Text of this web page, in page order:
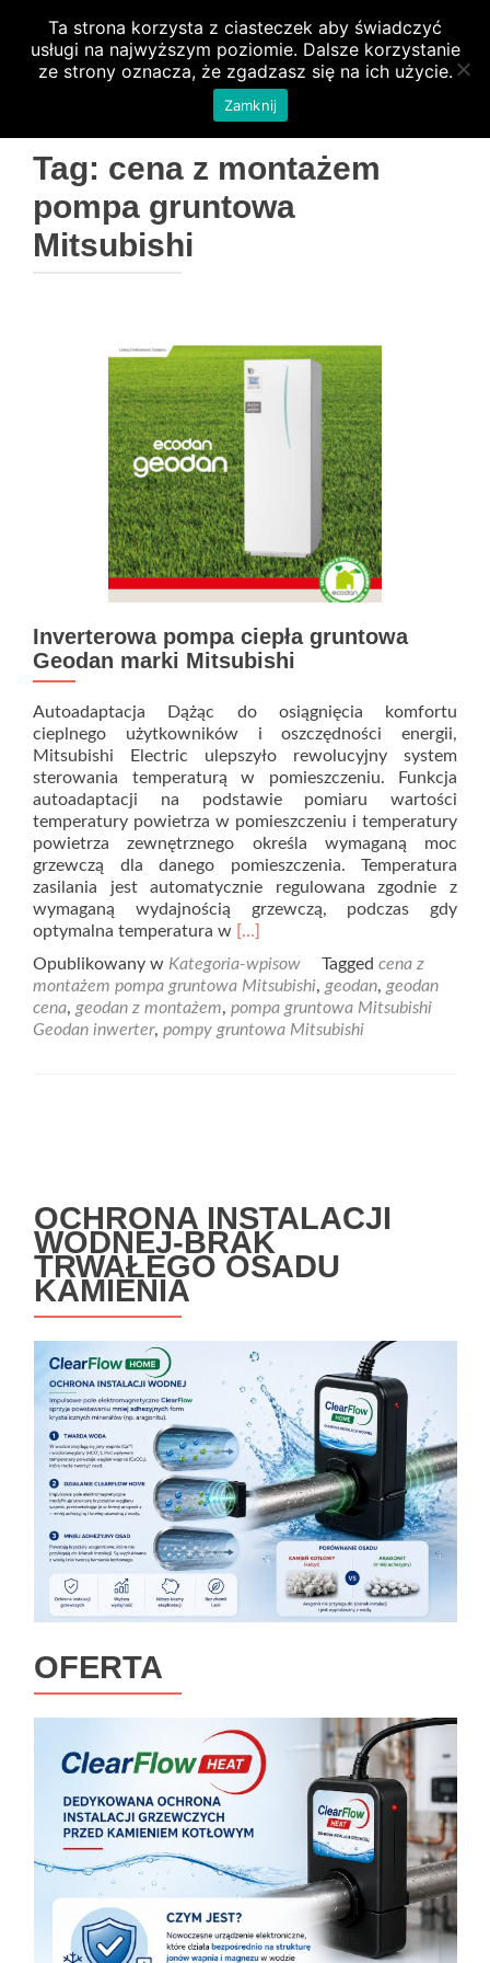
Tag: cena z montażem
pompa gruntowa
Mitsubishi
Inverterowa pompa ciepła gruntowa
Geodan marki Mitsubishi
Autoadaptacja Dążąc do osiągnięcia komfortu
cieplnego użytkowników i oszczędności energii,
Mitsubishi Electric ulepszyło rewolucyjny system
sterowania temperaturą w pomieszczeniu. Funkcja
autoadaptacji na podstawie pomiaru wartości
temperatury powietrza w pomieszczeniu i temperatury
powietrza zewnętrznego określa wymaganą moc
grzewczą dla danego pomieszczenia. Temperatura
zasilania jest automatycznie regulowana zgodnie z
wymaganą wydajnością grzewczą, podczas gdy
optymalna temperatura w Read
about
Inverterowa
pompa
ciepła
[…]
Opublikowany w Kategoria-wpisow Tagged cena z
montażem pompa gruntowa Mitsubishi, geodan, geodan
cena, geodan z montażem, pompa gruntowa Mitsubishi
Geodan inwerter, pompy gruntowa Mitsubishi
wpisach
OCHRONA INSTALACJI
WODNEJ-BRAK
TRWAŁEGO OSADU
KAMIENIA
OFERTA
Ta strona korzysta z ciasteczek aby świadczyć
usługi na najwyższym poziomie. Dalsze korzystanie
ze strony oznacza, że zgadzasz się na ich użycie.
Zamknij